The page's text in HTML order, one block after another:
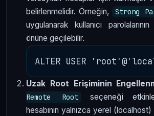
belirlenmelidir. Örneğin,
Strong
uygulanarak kullanıcı
önüne geçilebilir.
Uzak Root Erişiminin
Remote Root
seçeneği
hesabının yalnızca yerel